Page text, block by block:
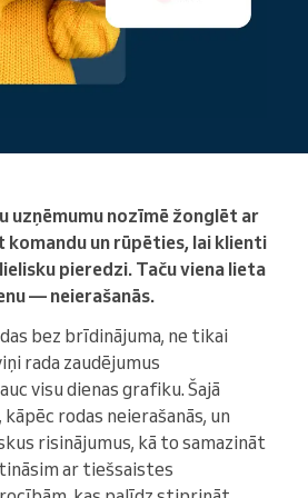
uzņēmumu nozīmē žonglēt ar
un rūpēties, lai klienti
pieredzi. Taču viena lieta
— neierašanās.
bez brīdinājuma, ne tikai
rada zaudējumus
visu dienas grafiku. Šajā
rodas neierašanās, un
risinājumus, kā to samazināt
ar tiešsaistes